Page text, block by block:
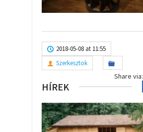
2018-05-08 at 11:55
Szerkesztok
Share via:
HÍREK